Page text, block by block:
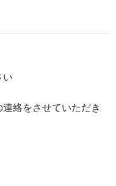
い
絡をさせていただき